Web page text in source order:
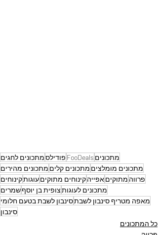
מתכונים FooDeals פודילסמתכונים לחגים
מתכונים מומלצים מתכונים קלים מתכונים מהירים
פרווה מתוקיםאפייהקינוחים מתוקיםעוגותקינוחים
מתכונים לעוגותצופית בן יוסףשמרים
מאפה מטריף סינבון לשבתסינבון לשבת בטעם חלומי
סינבון
כל המתכונים